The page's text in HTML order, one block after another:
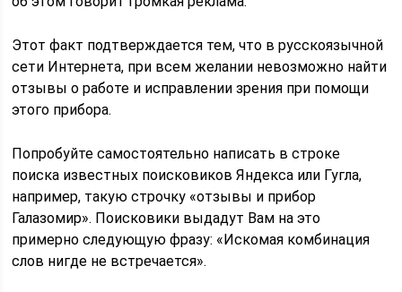
Этот факт подтверждается тем, что в русскоязычной
сети Интернета, при всем желании невозможно найти
отзывы о работе и исправлении зрения при помощи
этого прибора.
Попробуйте самостоятельно написать в строке
поиска известных поисковиков Яндекса или Гугла,
например, такую строчку «отзывы и прибор
Галазомир». Поисковики выдадут Вам на это
примерно следующую фразу: «Искомая комбинация
слов нигде не встречается».